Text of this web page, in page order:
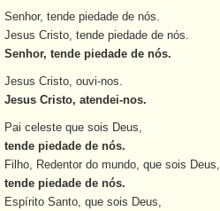
Senhor, tende piedade de nós.
Jesus Cristo, tende piedade de nós.
Senhor, tende piedade de nós.
Jesus Cristo, ouvi-nos.
Jesus Cristo, atendei-nos.
Pai celeste que sois Deus,
tende piedade de nós.
Filho, Redentor do mundo, que sois Deus,
tende piedade de nós.
Espírito Santo, que sois Deus,